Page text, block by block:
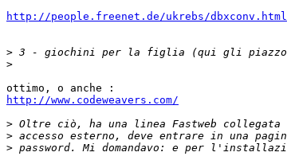
http://people.freenet.de/ukrebs/dbxconv.html
>
>
http://www.codeweavers.com/
>
>
>